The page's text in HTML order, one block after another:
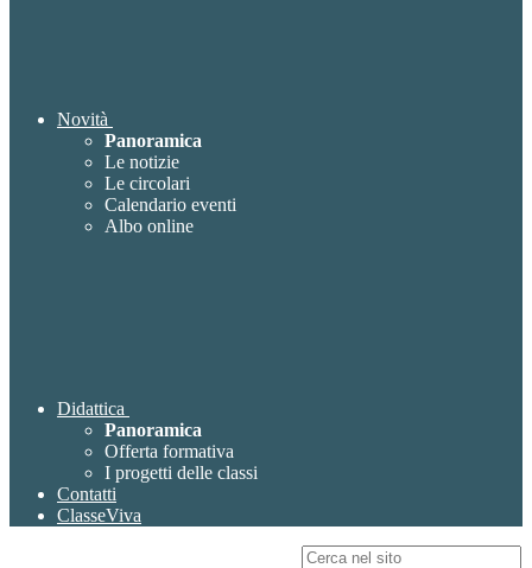
Novità
Panoramica
Le notizie
Le circolari
Calendario eventi
Albo online
Didattica
Panoramica
Offerta formativa
I progetti delle classi
Contatti
ClasseViva